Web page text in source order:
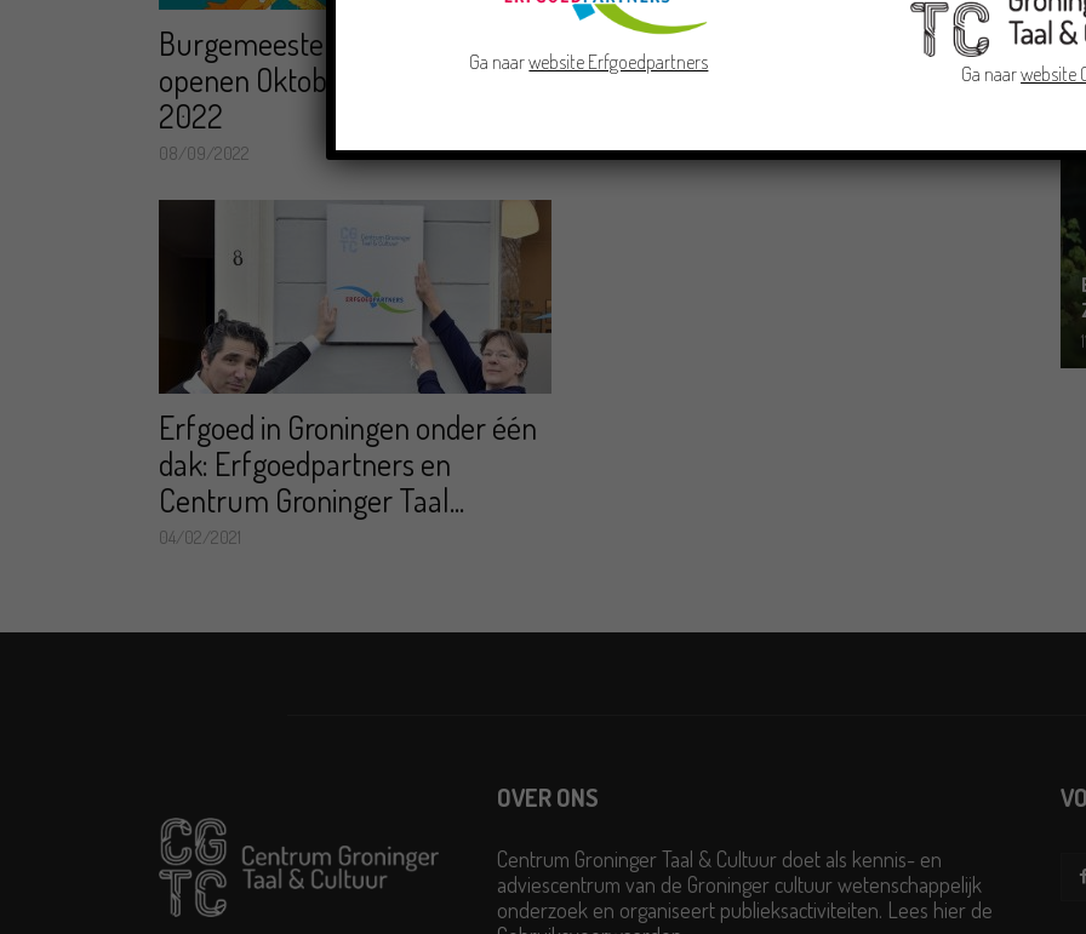
Burgemeesters van Groningen
openen Oktober Kindermaand
2022
08/09/2022
Groninger culturele instellingen
starten snelle subsidieregeling
Erfgoed in Groningen onder één
dak: Erfgoedpartners en
Centrum Groninger Taal...
04/02/2021
OVER ONS
Centrum Groninger Taal & Cultuur doet als kennis- en
adviescentrum van de Groninger cultuur wetenschappelijk
onderzoek en organiseert publieksactiviteiten. Lees hier de
Ga naarwebsite Erfgoedpartners
Ga naarwebsite